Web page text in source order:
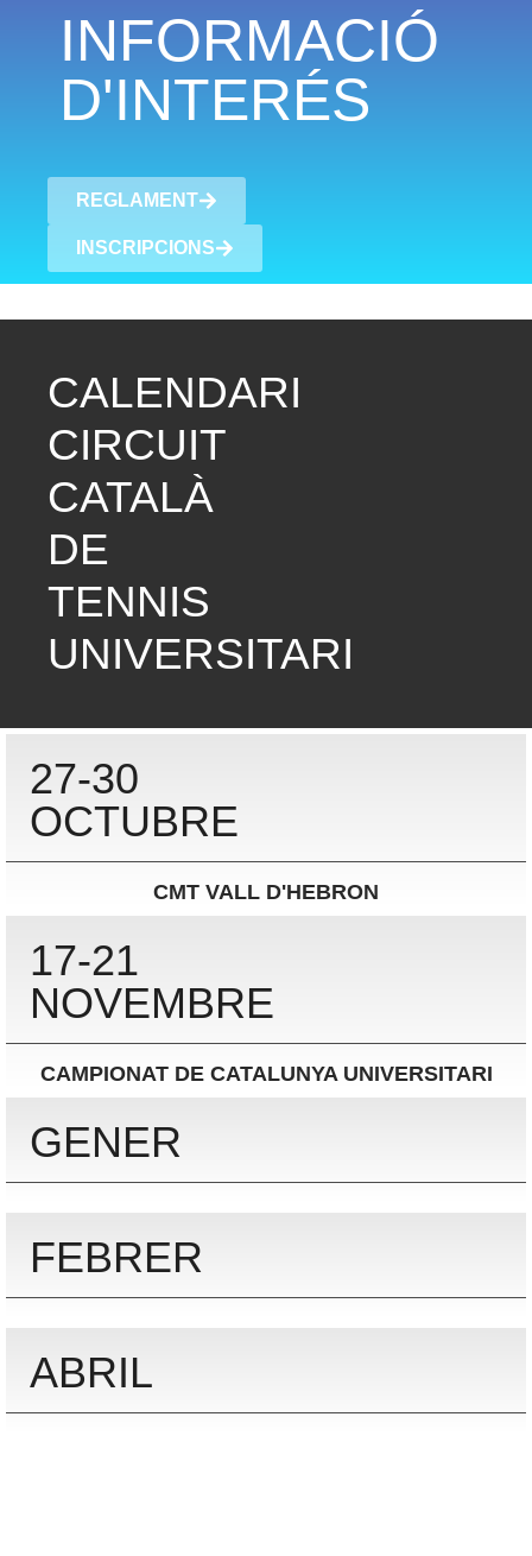
INFORMACIÓ
D'INTERÉS
REGLAMENT
INSCRIPCIONS
CALENDARI
CIRCUIT
CATALÀ
DE
TENNIS
UNIVERSITARI
27-30
OCTUBRE
CMT VALL D'HEBRON
17-21
NOVEMBRE
CAMPIONAT DE CATALUNYA UNIVERSITARI
GENER
FEBRER
ABRIL